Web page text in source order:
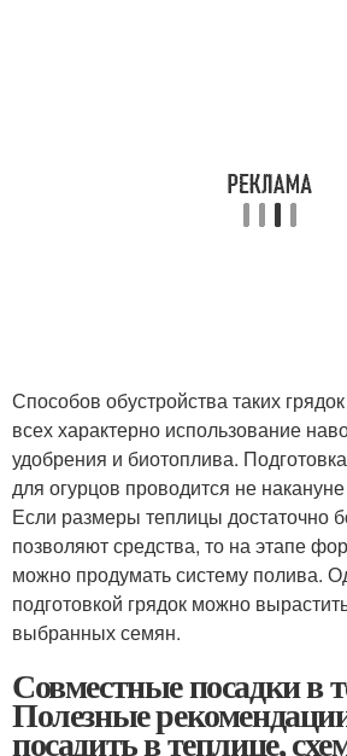
Способов обустройства таких
всех характерно использование
удобрения и биотоплива.
для огурцов проводится не
Если размеры теплицы достаточно
позволяют средства, то на этапе
можно продумать систему полива.
подготовкой грядок можно
выбранных семян.
Совместные посадки в
Полезные
посадить в теплице,